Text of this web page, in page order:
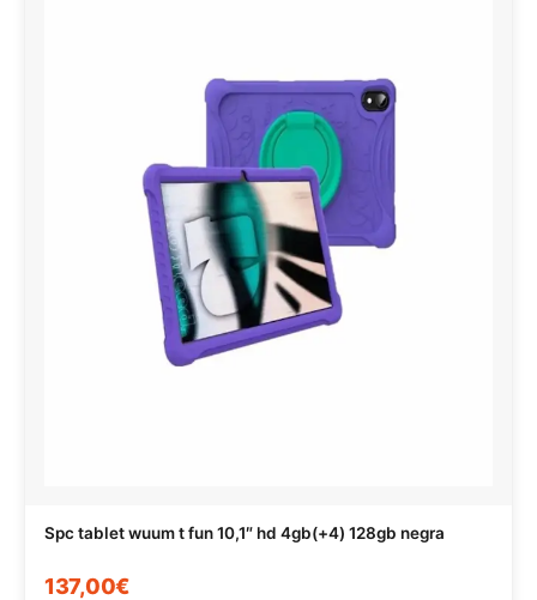
Spc tablet wuum t fun 10,1″ hd 4gb(+4) 128gb negra
137,00€